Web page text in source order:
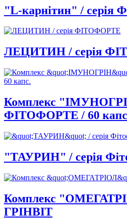
"L-карнітин" /
ЛЕЦИТИН / серія
Комплекс
ФІТОФОРТЕ / 60
"ТАУРИН" / серія
Комплекс
ГРІНВІТ